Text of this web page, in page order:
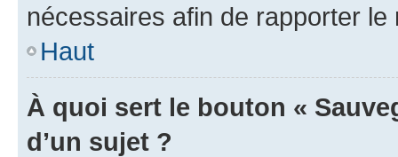
nécessaires afin de rapporter le
Haut
À quoi sert le bouton «
d’un sujet ?